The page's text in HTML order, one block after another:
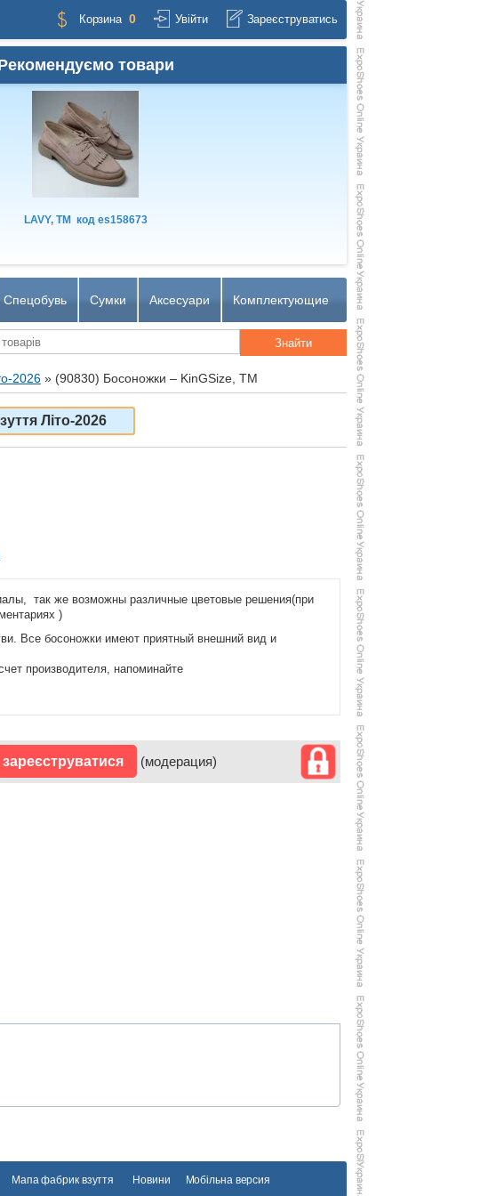
Корзина 0 Увійти Зареєструватись
товари
LAVY, TM кодes158673
Спецобувь Сумки Аксесуари Комплектующие
2026» (90830) Босоножки – KinGSize, TM
Літо-2026
так же возможны различные цветовые решения(при
)
Все босоножки имеют приятный внешний вид и
производителя, напоминайте
зареєструватися (модерация)
Мапа фабрик взуття Новини Мобільна версия